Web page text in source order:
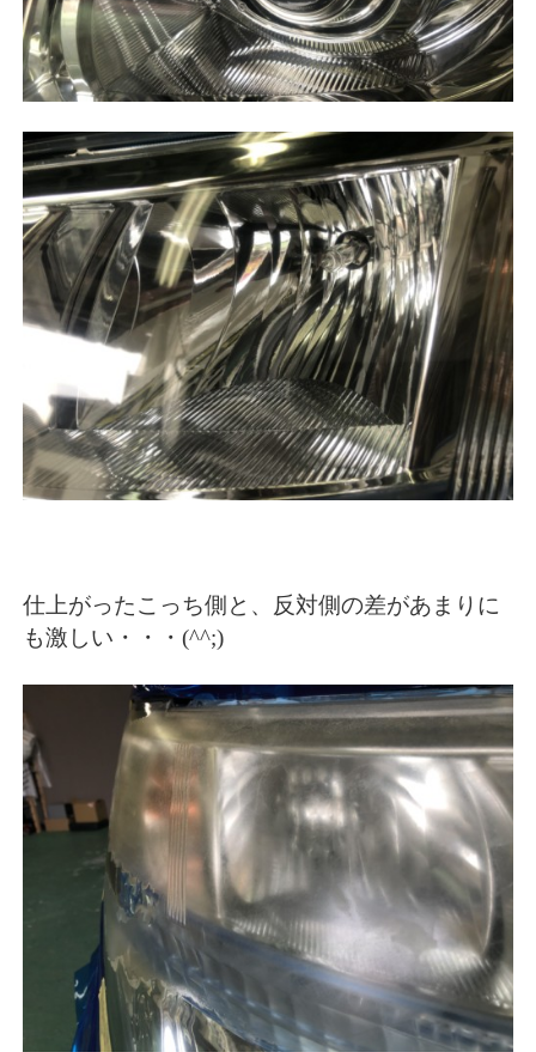
仕上がったこっち側と、反対側の差があまりに
も激しい・・・(^^;)